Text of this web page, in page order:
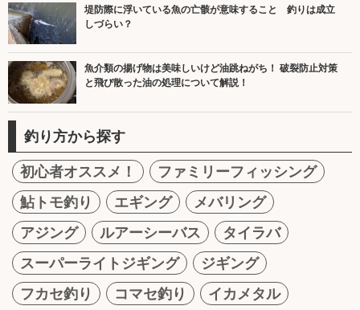
堤防際に浮いている魚の亡骸が意味すること 釣りは成立
しづらい？
魚介類の揚げ物は美味しいけど油跳ねがち！ 破裂防止対策
と飛び散った油の処理について解説！
釣り方から探す
初心者オススメ！
ファミリーフィッシング
鮎トモ釣り
エギング
メバリング
アジング
ルアーシーバス
タイラバ
スーパーライトジギング
ジギング
フカセ釣り
コマセ釣り イカメタル